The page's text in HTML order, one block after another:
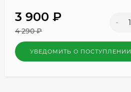
3 900 ₽
4 290₽
-
УВЕДОМИТЬ О ПОСТУПЛЕНИИ